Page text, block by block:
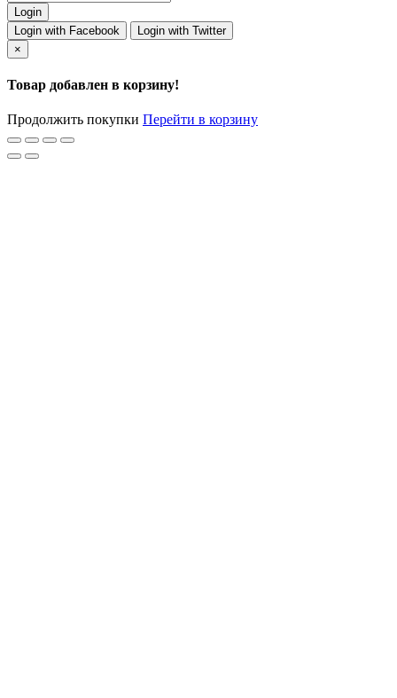
Login with Facebook
Login with Twitter
×
Товар добавлен в корзину!
Продолжить покупки Перейти в корзину